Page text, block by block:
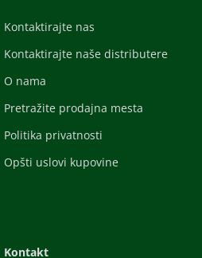
Kontaktirajte nas
Kontaktirajte naše distributere
O nama
Pretražite prodajna mesta
Politika privatnosti
Opšti uslovi kupovine
Kontakt